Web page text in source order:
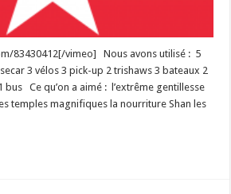
83430412[/vimeo] Nous avons utilisé : 5
3 vélos 3 pick-up 2 trishaws 3 bateaux 2
Ce qu’on a aimé : l’extrême gentillesse
temples magnifiques la nourriture Shan les